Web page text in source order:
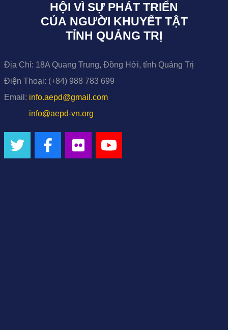
HỘI VÌ SỰ PHÁT TRIỂN
CỦA NGƯỜI KHUYẾT TẬT
TỈNH QUẢNG TRỊ
Địa Chỉ: 18A Quang Trung, Đồng Hới, tỉnh Quảng Trị
Điện Thoại: (+84) 988 783 699
Email: info.aepd@gmail.com
info@aepd-vn.org